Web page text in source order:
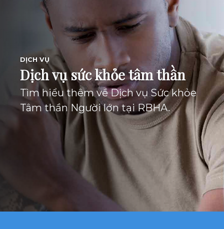
DỊCH VỤ
Dịch vụ sức khỏe tâm thần
Tìm hiểu thêm về Dịch vụ Sức khỏe
Tâm thần Người lớn tại RBHA.